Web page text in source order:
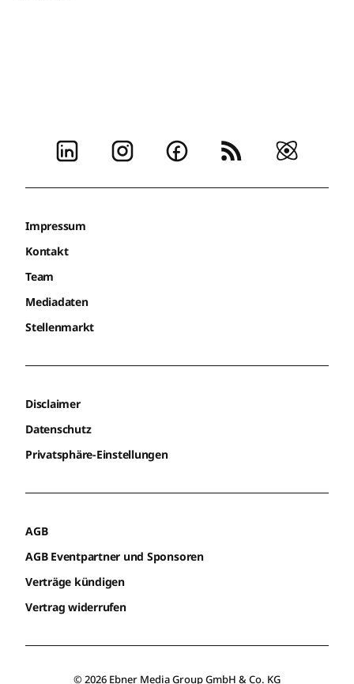
Impressum
Kontakt
Team
Mediadaten
Stellenmarkt
Disclaimer
Datenschutz
Privatsphäre-Einstellungen
AGB
AGB Eventpartner und Sponsoren
Verträge kündigen
Vertrag widerrufen
© 2026 Ebner Media Group GmbH & Co. KG